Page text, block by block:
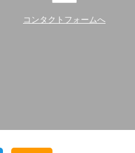
コンタクトフォームへ